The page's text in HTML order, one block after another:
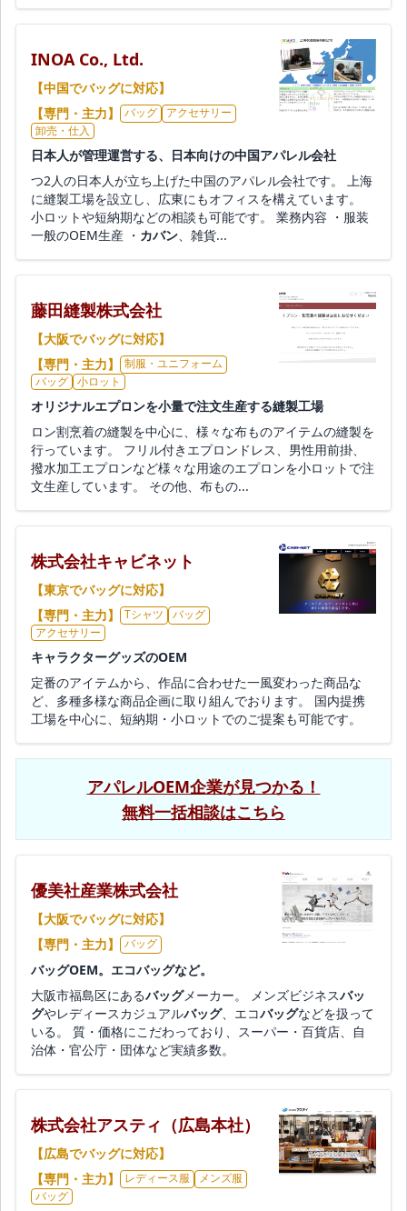
INOA Co., Ltd.
【中国でバッグに対応】
【専門・主力】
バッグ
アクセサリー
卸売・仕入
日本人が管理運営する、日本向けの中国アパレル会社
つ2人の日本人が立ち上げた中国のアパレル会社です。 上海
に縫製工場を設立し、広東にもオフィスを構えています。
小ロットや短納期などの相談も可能です。 業務内容 ・服装
一般のOEM生産 ・ カバン、雑貨...
藤田縫製株式会社
【大阪でバッグに対応】
【専門・主力】
制服・ユニフォーム
バッグ 小ロット
オリジナルエプロンを小量で注文生産する縫製工場
ロン割烹着の縫製を中心に、様々な布ものアイテムの縫製を
行っています。 フリル付きエプロンドレス、男性用前掛、
撥水加工エプロンなど様々な用途のエプロンを小ロットで注
文生産しています。 その他、布もの...
株式会社キャビネット
【東京でバッグに対応】
【専門・主力】
Tシャツ
バッグ
アクセサリー
キャラクターグッズのOEM
定番のアイテムから、作品に合わせた一風変わった商品な
ど、多種多様な商品企画に取り組んでおります。 国内提携
工場を中心に、短納期・小ロットでのご提案も可能です。
アパレルOEM企業が見つかる！
無料一括相談はこちら
優美社産業株式会社
【大阪でバッグに対応】
【専門・主力】
バッグ
バッグOEM。エコバッグなど。
大阪市福島区にあるバッグメーカー。 メンズビジネスバッ
グやレディースカジュアルバッグ、エコバッグなどを扱って
いる。 質・価格にこだわっており、スーパー・百貨店、自
治体・官公庁・団体など実績多数。
株式会社アスティ（広島本社）
【広島でバッグに対応】
【専門・主力】
レディース服
メンズ服
バッグ